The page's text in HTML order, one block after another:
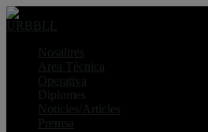
Skip
to
Nosaltres
Area Tècnica
Operativa
Diplomes
Noticies/Articles
Premsa